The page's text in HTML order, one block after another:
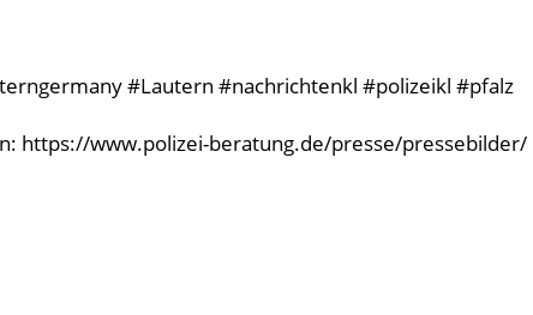
#Lautern #nachrichtenkl #polizeikl #pfalz
https://www.polizei-beratung.de/presse/pressebilder/